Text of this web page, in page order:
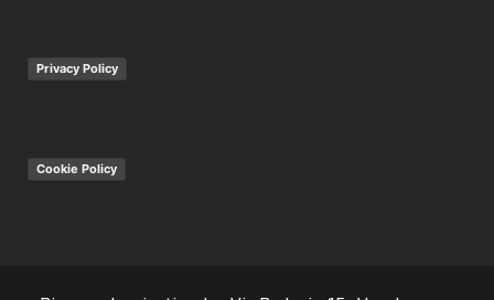
Privacy Policy
Cookie Policy